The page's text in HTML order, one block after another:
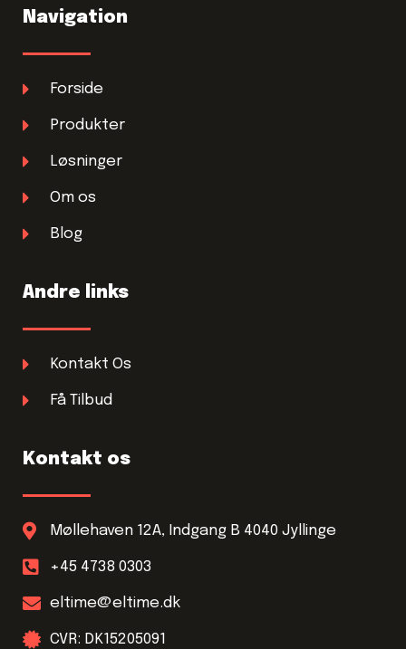
Navigation
Forside
Produkter
Løsninger
Om os
Blog
Andre links
Kontakt Os
Få Tilbud
Kontakt os
Møllehaven 12A, Indgang B 4040 Jyllinge
+45 4738 0303
eltime@eltime.dk
CVR: DK15205091